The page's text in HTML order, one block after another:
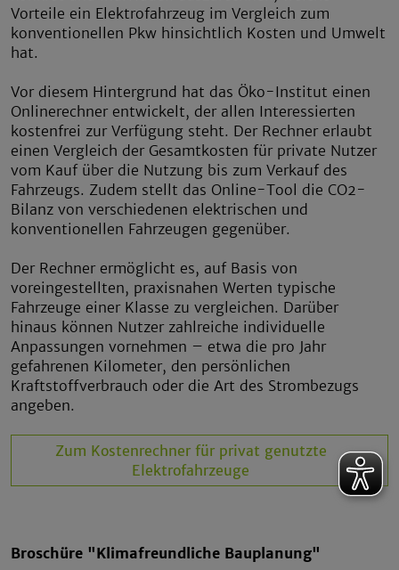
Vorteile ein Elektrofahrzeug im Vergleich zum
konventionellen Pkw hinsichtlich Kosten und Umwelt
hat.
Vor diesem Hintergrund hat das Öko-Institut einen
Onlinerechner entwickelt, der allen Interessierten
kostenfrei zur Verfügung steht. Der Rechner erlaubt
einen Vergleich der Gesamtkosten für private Nutzer
vom Kauf über die Nutzung bis zum Verkauf des
Fahrzeugs. Zudem stellt das Online-Tool die CO2-
Bilanz von verschiedenen elektrischen und
konventionellen Fahrzeugen gegenüber.
Der Rechner ermöglicht es, auf Basis von
voreingestellten, praxisnahen Werten typische
Fahrzeuge einer Klasse zu vergleichen. Darüber
hinaus können Nutzer zahlreiche individuelle
Anpassungen vornehmen – etwa die pro Jahr
gefahrenen Kilometer, den persönlichen
Kraftstoffverbrauch oder die Art des Strombezugs
angeben.
Zum Kostenrechner für privat genutzte
Elektrofahrzeuge
Broschüre "Klimafreundliche Bauplanung"